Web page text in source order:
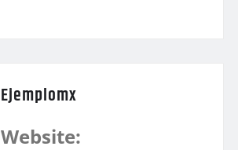
Ejemplomx
Website: